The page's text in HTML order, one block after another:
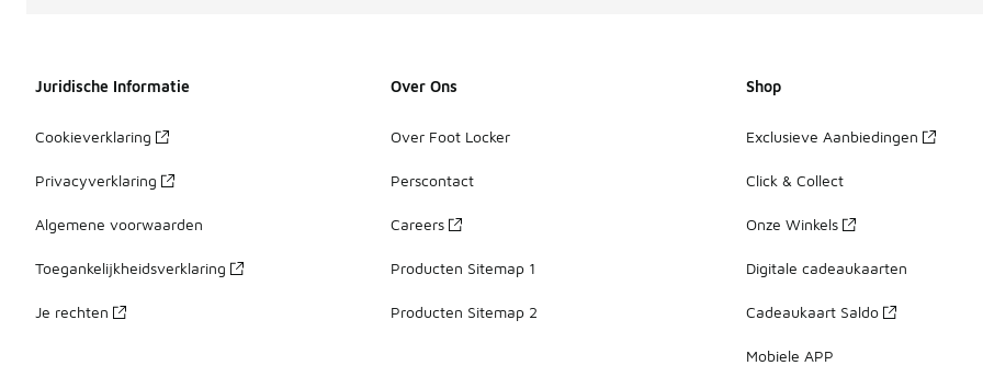
Juridische Informatie
Cookieverklaring
Privacyverklaring
Algemene voorwaarden
Toegankelijkheidsverklaring
Je rechten
Over Ons
Over Foot Locker
Perscontact
Careers
Producten Sitemap 1
Producten Sitemap 2
Shop
Exclusieve Aanbiedingen
Click & Collect
Onze Winkels
Digitale cadeaukaarten
Cadeaukaart Saldo
Mobiele APP